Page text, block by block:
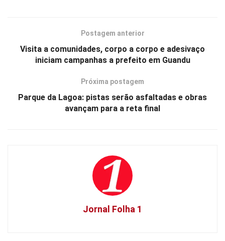
Postagem anterior
Visita a comunidades, corpo a corpo e adesivaço
iniciam campanhas a prefeito em Guandu
Próxima postagem
Parque da Lagoa: pistas serão asfaltadas e obras
avançam para a reta final
Jornal Folha 1